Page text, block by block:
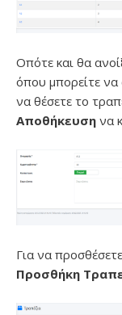
Οπότε και θα
όπου μπορείτε να
να θέσετε το
Αποθήκευση να
Για να
Προσθήκη